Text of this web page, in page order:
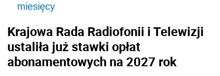
miesięcy
Krajowa Rada Radiofonii i Telewizji
ustaliła już stawki opłat
abonamentowych na 2027 rok